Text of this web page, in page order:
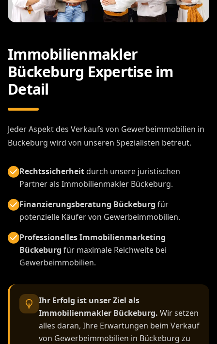
Immobilienmakler
Bückeburg Expertise im
Detail
Jeder Aspekt des Verkaufs von Gewerbeimmobilien in
Bückeburg wird von unseren Spezialisten betreut.
Rechtssicherheitdurch unsere juristischen
Partner als Immobilienmakler Bückeburg.
Finanzierungsberatung Bückeburg für
potenzielle Käufer von Gewerbeimmobilien.
Professionelles Immobilienmarketing
Bückeburg für maximale Reichweite bei
Gewerbeimmobilien.
Ihr Erfolg ist unser Ziel als
Immobilienmakler Bückeburg. Wir setzen
alles daran, Ihre Erwartungen beim Verkauf
von Gewerbeimmobilien in Bückeburg zu